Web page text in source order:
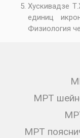
Хускивадзе
единиц
Физиология
МРТ
МРТ